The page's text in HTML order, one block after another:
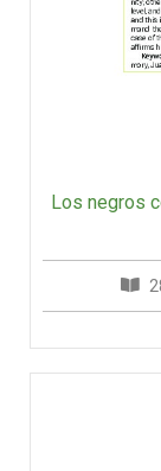
Los negros